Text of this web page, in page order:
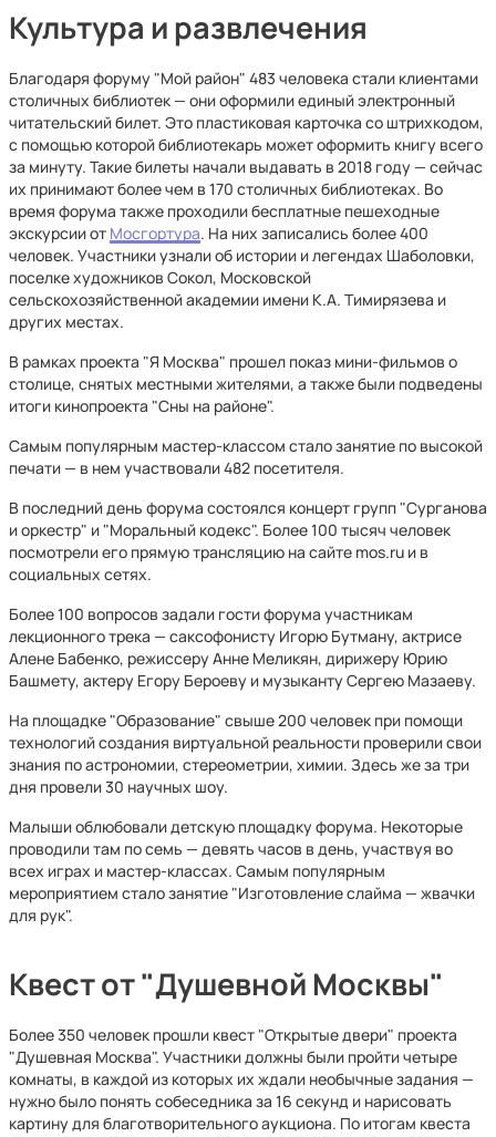
Культура и развлечения
Благодаря форуму "Мой район" 483 человека стали клиентами
столичных библиотек — они оформили единый электронный
читательский билет. Это пластиковая карточка со штрихкодом,
с помощью которой библиотекарь может оформить книгу всего
за минуту. Такие билеты начали выдавать в 2018 году — сейчас
их принимают более чем в 170 столичных библиотеках. Во
время форума также проходили бесплатные пешеходные
экскурсии от Мосгортура. На них записались более 400
человек. Участники узнали об истории и легендах Шаболовки,
поселке художников Сокол, Московской
сельскохозяйственной академии имени К.А. Тимирязева и
других местах.
В рамках проекта "Я Москва" прошел показ мини-фильмов о
столице, снятых местными жителями, а также были подведены
итоги кинопроекта "Сны на районе".
Самым популярным мастер-классом стало занятие по высокой
печати — в нем участвовали 482 посетителя.
В последний день форума состоялся концерт групп "Сурганова
и оркестр" и "Моральный кодекс". Более 100 тысяч человек
посмотрели его прямую трансляцию на сайте mos.ru и в
социальных сетях.
Более 100 вопросов задали гости форума участникам
лекционного трека — саксофонисту Игорю Бутману, актрисе
Алене Бабенко, режиссеру Анне Меликян, дирижеру Юрию
Башмету, актеру Егору Бероеву и музыканту Сергею Мазаеву.
На площадке "Образование" свыше 200 человек при помощи
технологий создания виртуальной реальности проверили свои
знания по астрономии, стереометрии, химии. Здесь же за три
дня провели 30 научных шоу.
Малыши облюбовали детскую площадку форума. Некоторые
проводили там по семь — девять часов в день, участвуя во
всех играх и мастер-классах. Самым популярным
мероприятием стало занятие "Изготовление слайма — жвачки
для рук".
Квест от "Душевной Москвы"
Более 350 человек прошли квест "Открытые двери" проекта
"Душевная Москва". Участники должны были пройти четыре
комнаты, в каждой из которых их ждали необычные задания —
нужно было понять собеседника за 16 секунд и нарисовать
картину для благотворительного аукциона. По итогам квеста